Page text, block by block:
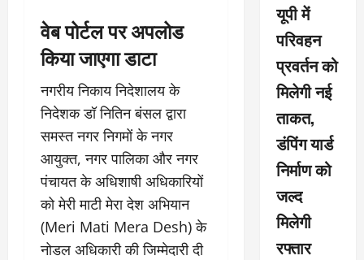
वेब पोर्टल पर अपलोड
किया जाएगा डाटा
नगरीय निकाय निदेशालय के
निदेशक डॉ नितिन बंसल द्वारा
समस्त नगर निगमों के नगर
आयुक्त, नगर पालिका और नगर
पंचायत के अधिशाषी अधिकारियों
को मेरी माटी मेरा देश अभियान
(Meri Mati Mera Desh) के
नोडल अधिकारी की जिम्मेदारी दी
यूपी में
परिवहन
प्रवर्तन को
मिलेगी नई
ताकत,
डंपिंग यार्ड
निर्माण को
जल्द
मिलेगी
रफ्तार